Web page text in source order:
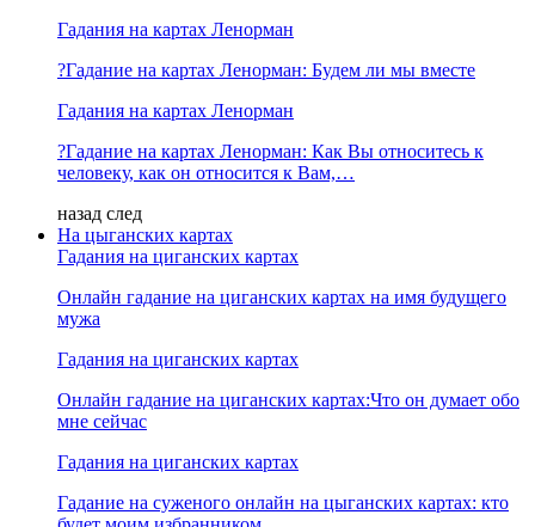
Гадания на картах Ленорман
?Гадание на картах Ленорман: Будем ли мы вместе
Гадания на картах Ленорман
?Гадание на картах Ленорман: Как Вы относитесь к
человеку, как он относится к Вам,…
назад след
На цыганских картах
Гадания на циганских картах
Онлайн гадание на циганских картах на имя будущего
мужа
Гадания на циганских картах
Онлайн гадание на циганских картах:Что он думает обо
мне сейчас
Гадания на циганских картах
Гадание на суженого онлайн на цыганских картах: кто